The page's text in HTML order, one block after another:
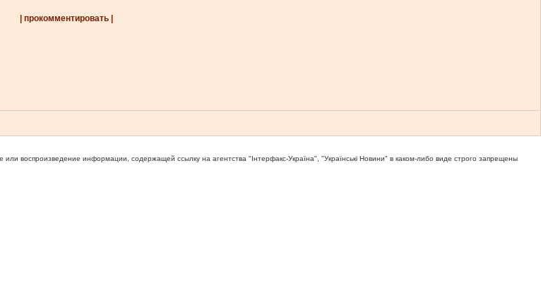
| прокомментировать |
или воспроизведение информации, содержащей ссылку на агентства "Iнтерфакс-Україна", "Українськi Новини" в каком-либо виде строго запрещены